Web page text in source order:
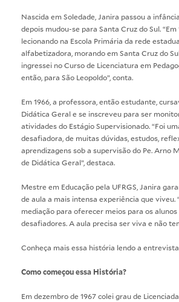
Nascida em Soledade, Janira passou a
depois mudou-se para Santa Cruz do Sul. “Em
lecionando na Escola Primária da rede
alfabetizadora, morando em Santa Cruz do
ingressei no Curso de Licenciatura em
então, para São Leopoldo”, conta.
Em 1966, a professora, então estudante,
Didática Geral e se inscreveu para ser
atividades do Estágio Supervisionado. “Foi
desafiadora, de muitas dúvidas, estudos,
aprendizagens sob a supervisão do Pe. Arno
de Didática Geral”, destaca.
Mestre em Educação pela UFRGS, Janira
de aula a mais intensa experiência que viveu.
mediação para oferecer meios para os
desafiadores. A aula precisa ser viva e não
Conheça mais essa história lendo a
Como começou essa História?
Em dezembro de 1967 colei grau de